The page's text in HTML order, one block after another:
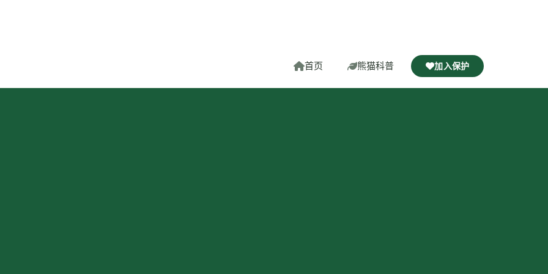
首页 熊猫科普 加入保护